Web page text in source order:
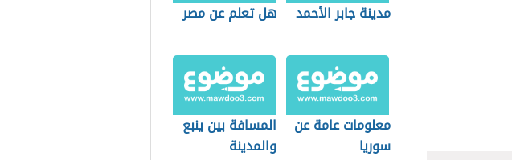
مدينة جابر الأحمد هل تعلم عن مصر
معلومات عامة عن
سوريا
المسافة بين ينبع
والمدينة